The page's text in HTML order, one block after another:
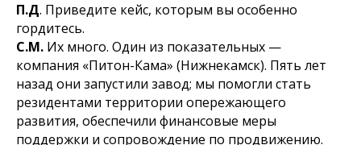
П.Д. Приведите кейс, которым вы особенно
гордитесь.
С.М. Их много. Один из показательных —
компания «Питон-Кама» (Нижнекамск). Пять лет
назад они запустили завод; мы помогли стать
резидентами территории опережающего
развития, обеспечили финансовые меры
поддержки и сопровождение по продвижению.